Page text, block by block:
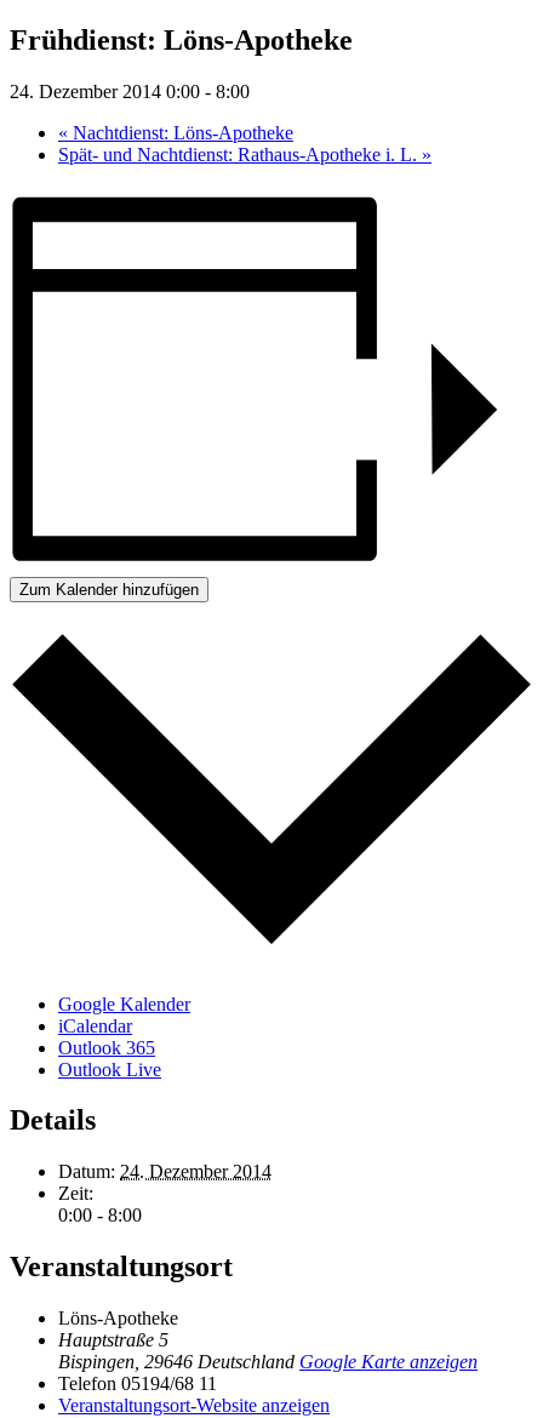
Frühdienst: Löns-Apotheke
24. Dezember 2014 0:00 - 8:00
« Nachtdienst: Löns-Apotheke
Spät- und Nachtdienst: Rathaus-Apotheke i. L. »
Zum Kalender hinzufügen
Google Kalender
iCalendar
Outlook 365
Outlook Live
Details
Datum: 24. Dezember 2014
Zeit:
0:00 - 8:00
Veranstaltungsort
Löns-Apotheke
Hauptstraße 5
Bispingen 29646 Deutschland Google Karte anzeigen
Telefon 05194/68 11
Veranstaltungsort-Website anzeigen